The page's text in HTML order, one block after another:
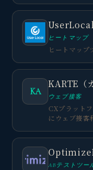
UserLocal
ヒートマップ
ヒートマップ
KA
KARTE（
ウェブ接客
CXプラット
にウェブ接客
ABテストツー